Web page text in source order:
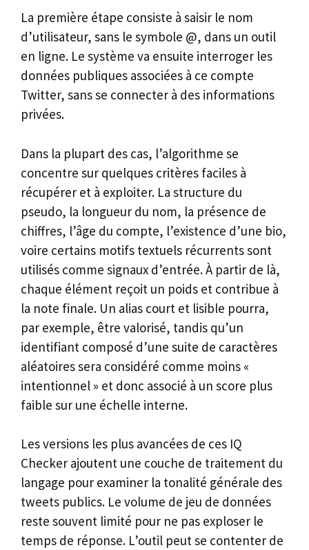
La première étape consiste à saisir le nom
d’utilisateur, sans le symbole @, dans un outil
en ligne. Le système va ensuite interroger les
données publiques associées à ce compte
Twitter, sans se connecter à des informations
privées.
Dans la plupart des cas, l’algorithme se
concentre sur quelques critères faciles à
récupérer et à exploiter. La structure du
pseudo, la longueur du nom, la présence de
chiffres, l’âge du compte, l’existence d’une bio,
voire certains motifs textuels récurrents sont
utilisés comme signaux d’entrée. À partir de là,
chaque élément reçoit un poids et contribue à
la note finale. Un alias court et lisible pourra,
par exemple, être valorisé, tandis qu’un
identifiant composé d’une suite de caractères
aléatoires sera considéré comme moins «
intentionnel » et donc associé à un score plus
faible sur une échelle interne.
Les versions les plus avancées de ces IQ
Checker ajoutent une couche de traitement du
langage pour examiner la tonalité générale des
tweets publics. Le volume de jeu de données
reste souvent limité pour ne pas exploser le
temps de réponse. L’outil peut se contenter de